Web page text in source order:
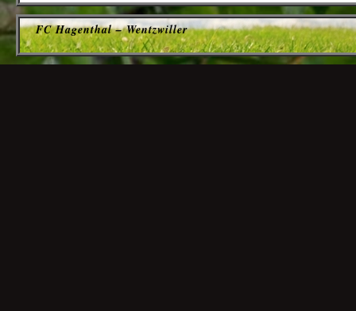
FC Hagenthal – Wentzwiller